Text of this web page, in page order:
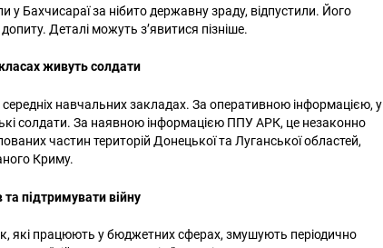
у Бахчисараї за нібито державну зраду, відпустили. Його
Деталі можуть з’явитися пізніше.
живуть солдати
навчальних закладах. За оперативною інформацією, у
солдати. За наявною інформацією ППУ АРК, це незаконно
частин територій Донецької та Луганської областей,
Криму.
підтримувати війну
які працюють у бюджетних сферах, змушують періодично